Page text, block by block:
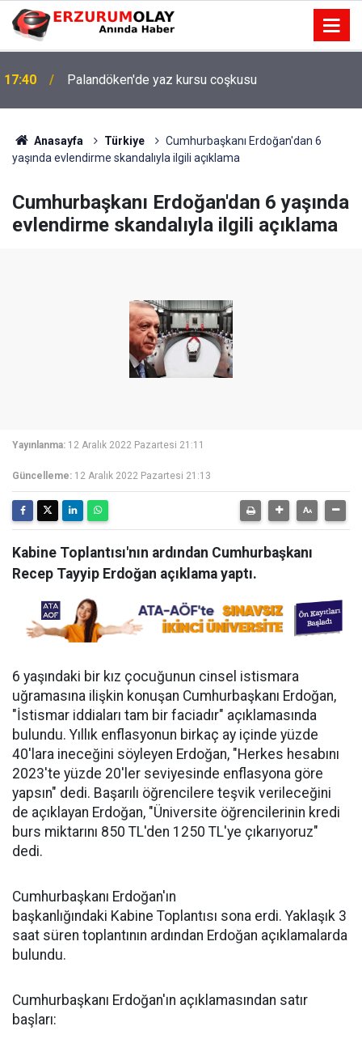
17:40 Palandöken'de yaz kursu coşkusu
Anasayfa Türkiye
Cumhurbaşkanı Erdoğan'dan 6
yaşında evlendirme skandalıyla ilgili açıklama
Cumhurbaşkanı Erdoğan'dan 6 yaşında
evlendirme skandalıyla ilgili açıklama
Yayınlanma: 12 Aralık 2022 Pazartesi 21:11
Güncelleme: 12 Aralık 2022 Pazartesi 21:13
Kabine Toplantısı'nın ardından Cumhurbaşkanı
Recep Tayyip Erdoğan açıklama yaptı.
6 yaşındaki bir kız çocuğunun cinsel istismara
uğramasına ilişkin konuşan Cumhurbaşkanı Erdoğan,
"İstismar iddiaları tam bir faciadır" açıklamasında
bulundu. Yıllık enflasyonun birkaç ay içinde yüzde
40'lara ineceğini söyleyen Erdoğan, "Herkes hesabını
2023'te yüzde 20'ler seviyesinde enflasyona göre
yapsın" dedi. Başarılı öğrencilere teşvik verileceğini
de açıklayan Erdoğan, "Üniversite öğrencilerinin kredi
burs miktarını 850 TL'den 1250 TL'ye çıkarıyoruz"
dedi.
Cumhurbaşkanı Erdoğan'ın
başkanlığındaki Kabine Toplantısı sona erdi. Yaklaşık 3
saat süren toplantının ardından Erdoğan açıklamalarda
bulundu.
Cumhurbaşkanı Erdoğan'ın açıklamasından satır
başları: